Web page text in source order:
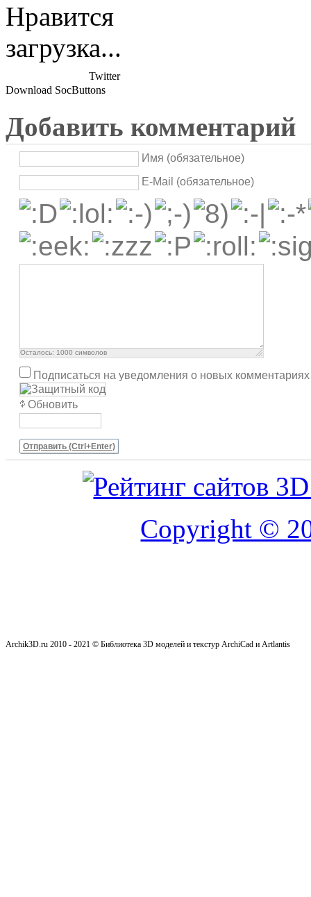
Нравится
загрузка...
Twitter
Download SocButtons
Добавить комментарий
Имя (обязательное)
E-Mail (обязательное)
Осталось: 1000 символов
Подписаться на уведомления о новых комментариях
Обновить
Отправить (Ctrl+Enter)
Copyright ©
Archik3D.ru 2010 - 2021 © Библиотека 3D моделей и текстур ArchiCad и Artlantis